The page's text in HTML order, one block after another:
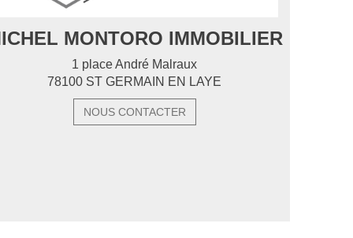
MONTORO IMMOBILIER
1 place André Malraux
78100 ST GERMAIN EN LAYE
NOUS CONTACTER